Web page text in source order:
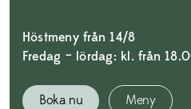
Höstmeny från 14/8
Fredag – lördag: kl. från
Boka nu Meny